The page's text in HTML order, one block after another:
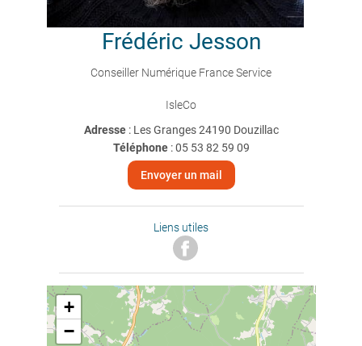
Frédéric Jesson
Conseiller Numérique France Service
IsleCo
Adresse : Les Granges 24190 Douzillac
Téléphone:05 53 82 59 09
Envoyer un mail
Liens utiles
+
−